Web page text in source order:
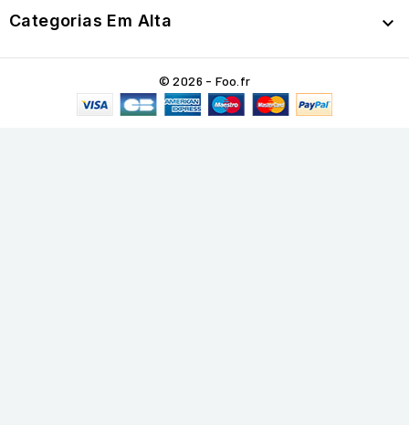
Categorias Em Alta 
© 2026 - Foo.fr